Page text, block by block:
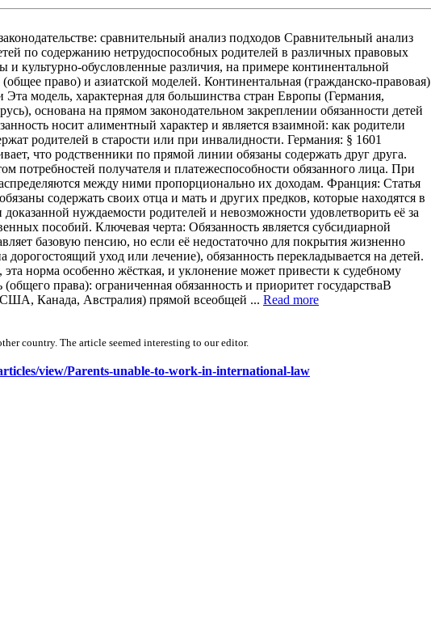
сравнительный анализ подходов Сравнительный анализ
по содержанию нетрудоспособных родителей в различных правовых
культурно-обусловленные различия, на примере континентальной
право) и азиатской моделей. Континентальная (гражданско-правовая)
модель, характерная для большинства стран Европы (Германия,
основана на прямом законодательном закреплении обязанности детей
носит алиментный характер и является взаимной: как родители
родителей в старости или при инвалидности. Германия: § 1601
что родственники по прямой линии обязаны содержать друг друга.
потребностей получателя и платежеспособности обязанного лица. При
между ними пропорционально их доходам. Франция: Статья
содержать своих отца и мать и других предков, которые находятся в
нуждаемости родителей и невозможности удовлетворить её за
пособий. Ключевая черта: Обязанность является субсидиарной
базовую пенсию, но если её недостаточно для покрытия жизненно
дорогостоящий уход или лечение), обязанность перекладывается на детей.
норма особенно жёсткая, и уклонение может привести к судебному
права): ограниченная обязанность и приоритет государстваВ
Канада, Австралия) прямой всеобщей ... Read more
country. The article seemed interesting to our editor.
view/Parents-unable-to-work-in-international-law